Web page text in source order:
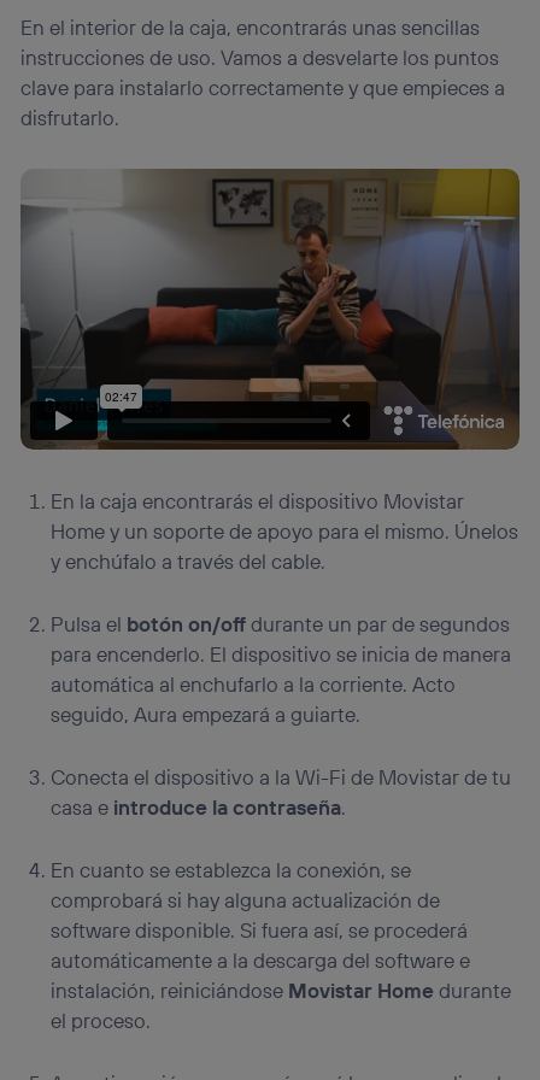
En el interior de la caja, encontrarás unas sencillas
instrucciones de uso. Vamos a desvelarte los puntos
clave para instalarlo correctamente y que empieces a
disfrutarlo.
En la caja encontrarás el dispositivo Movistar
Home y un soporte de apoyo para el mismo. Únelos
y enchúfalo a través del cable.
Pulsa el botón on/offdurante un par de segundos
para encenderlo. El dispositivo se inicia de manera
automática al enchufarlo a la corriente. Acto
seguido, Aura empezará a guiarte.
Conecta el dispositivo a la Wi-Fi de Movistar de tu
casa e introduce la contraseña.
En cuanto se establezca la conexión, se
comprobará si hay alguna actualización de
software disponible. Si fuera así, se procederá
automáticamente a la descarga del software e
instalación, reiniciándose Movistar Home durante
el proceso.
lo que cualquier persona que conecte su dispositivo y
consienta el uso de la tecnología recibirá el mismo
identificador. Típicamente:
Si utilizas unaconexión de banda ancha(p. ej., Wi-Fi),
el marketing o análisis se realizará en función de las
que hayan dado su consentimiento.
Si utilizas
datos móviles, el marketing será más
personalizado, ya que se basará únicamente en la
navegación del usuario del móvil.
Puedes gestionar los consentimientos Utiq seleccionando
“Administrar Utiq” en la parte inferior de esta página web o
visitando el portal de privacidad de Utiq
(“consenthub”)
. Para más información, consulta
la
política de privacidad de Utiq.